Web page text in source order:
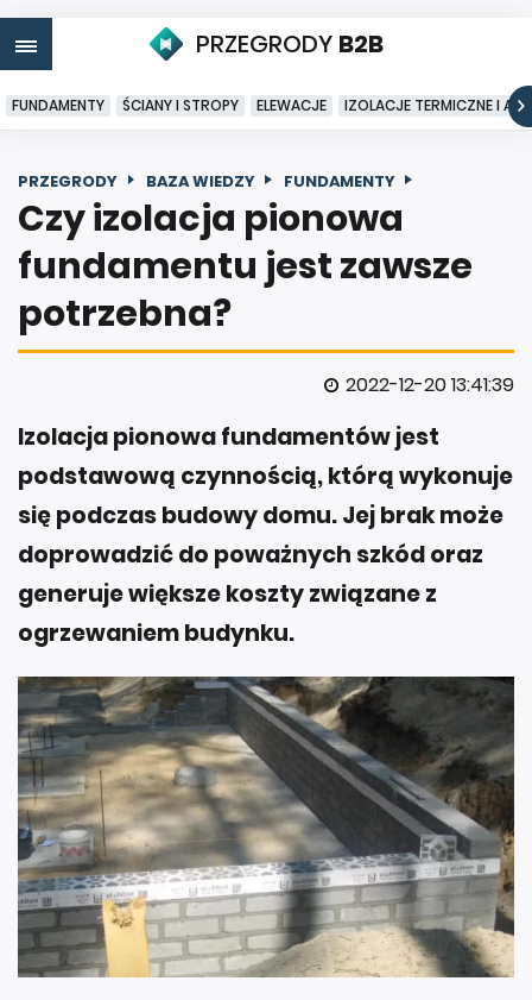
PRZEGRODY B2B
FUNDAMENTY ŚCIANY I STROPY ELEWACJE IZOLACJE TERMICZNE I
PRZEGRODY BAZA WIEDZY FUNDAMENTY
Czy izolacja pionowa
fundamentu jest zawsze
potrzebna?
2022-12-20 13:41:39
Izolacja pionowa fundamentów jest
podstawową czynnością, którą wykonuje
się podczas budowy domu. Jej brak może
doprowadzić do poważnych szkód oraz
generuje większe koszty związane z
ogrzewaniem budynku.